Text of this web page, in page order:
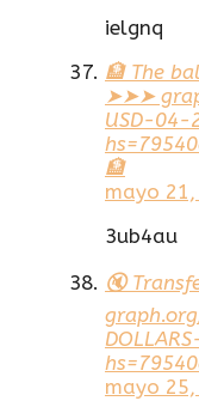
ielgnq
🏦 The
➤➤➤
USD-04-
🏦
mayo
3ub4au
🔇
mayo